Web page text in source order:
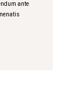
ante